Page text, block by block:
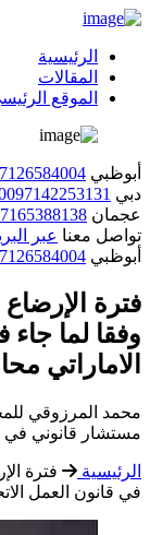
الرئيسية
المقالات
الموقع
أبوظبي
دبي
عجمان
تواصل معنا عبر
أبوظبي
فترة
وفقا لما جاء
الاماراتي
محمد المرزوقي
مستشار قانوني في
الرئيسية
فترة
في قانون العمل